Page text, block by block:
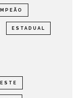
ESTADUAL